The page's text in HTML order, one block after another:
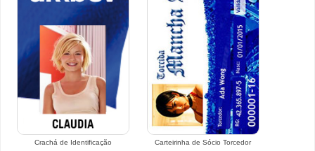
Crachá de Identificação
Carteirinha de Sócio Torcedor